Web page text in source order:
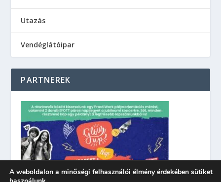
Utazás
Vendéglátóipar
PARTNEREK
A weboldalon a minőségi felhasználói élmény érdekében sütiket